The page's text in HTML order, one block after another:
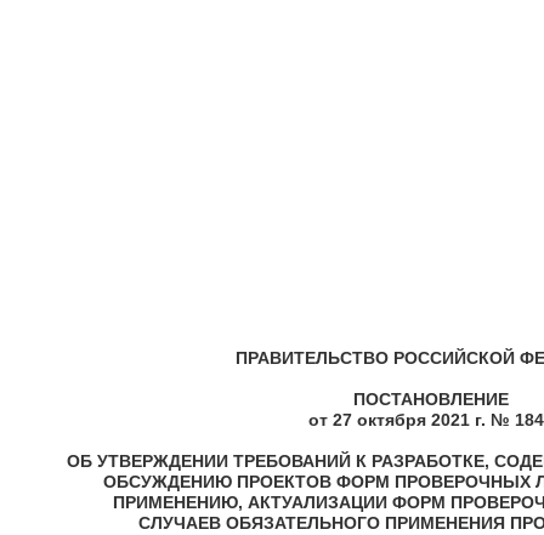
ПРАВИТЕЛЬСТВО РОССИЙСКОЙ
ПОСТАНОВЛЕНИЕ
от 27 октября 2021 г. №
ОБ УТВЕРЖДЕНИИ ТРЕБОВАНИЙ К РАЗРАБОТКЕ,
ОБСУЖДЕНИЮ ПРОЕКТОВ ФОРМ ПРОВЕРОЧНЫХ
ПРИМЕНЕНИЮ, АКТУАЛИЗАЦИИ ФОРМ
СЛУЧАЕВ ОБЯЗАТЕЛЬНОГО ПРИМЕНЕНИЯ